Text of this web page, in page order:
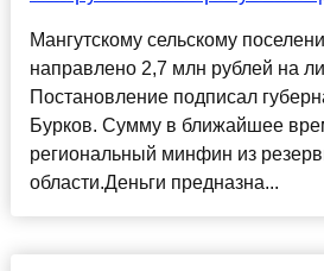
Мангутскому сельскому
направлено 2,7 млн рублей на
Постановление подписал
Бурков. Сумму в ближайшее
региональный минфин из
области.Деньги предназна...